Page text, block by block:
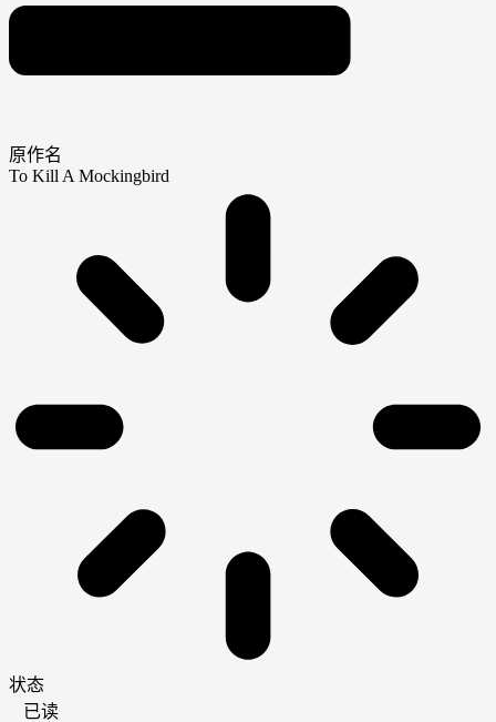
原作名
To Kill A Mockingbird
状态
已读